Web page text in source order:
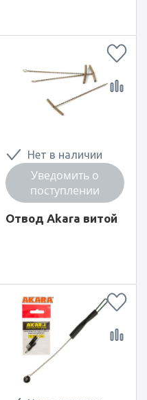
Нет в наличии
Уведомить о
поступлении
Отвод Akara витой